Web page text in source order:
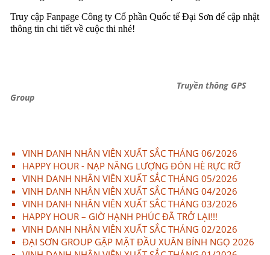
Truy cập Fanpage Công ty Cổ phần Quốc tế Đại Sơn để cập nhật
thông tin chi tiết về cuộc thi nhé!
Truyền thông GPS
Group
VINH DANH NHÂN VIÊN XUẤT SẮC THÁNG 06/2026
HAPPY HOUR - NẠP NĂNG LƯỢNG ĐÓN HÈ RỰC RỠ
VINH DANH NHÂN VIÊN XUẤT SẮC THÁNG 05/2026
VINH DANH NHÂN VIÊN XUẤT SẮC THÁNG 04/2026
VINH DANH NHÂN VIÊN XUẤT SẮC THÁNG 03/2026
HAPPY HOUR – GIỜ HẠNH PHÚC ĐÃ TRỞ LẠI!!!
VINH DANH NHÂN VIÊN XUẤT SẮC THÁNG 02/2026
ĐẠI SƠN GROUP GẶP MẶT ĐẦU XUÂN BÍNH NGỌ 2026